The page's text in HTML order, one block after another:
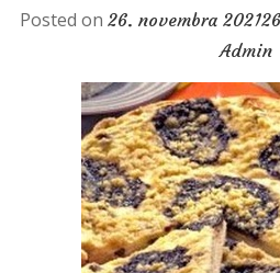
Posted on 26. novembra 2021
Admin